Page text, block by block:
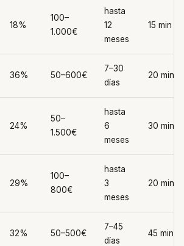
18%
100–
1.000€
hasta
12
meses
15 min
36% 50–600€
7–30
días
20 min
24%
50–
1.500€
hasta
6
meses
30 min
29%
100–
800€
hasta
3
meses
20 min
32% 50–500€
7–45
días
45 min